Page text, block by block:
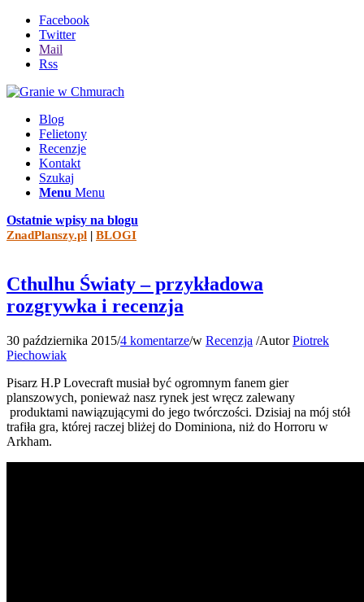
Facebook
Twitter
Mail
Rss
Blog
Felietony
Recenzje
Kontakt
Szukaj
Menu Menu
Ostatnie wpisy na blogu
ZnadPlanszy.pl | BLOGI
Cthulhu Światy – przykładowa
rozgrywka i recenzja
30 października 2015/4 komentarze/w Recenzja /AutorPiotrek
Piechowiak
Pisarz H.P Lovecraft musiał być ogromnym fanem gier
planszowych, ponieważ nasz rynek jest wręcz zalewany
produktami nawiązującymi do jego twórczości. Dzisiaj na mój stół
trafiła gra, której raczej bliżej do Dominiona, niż do Horroru w
Arkham.